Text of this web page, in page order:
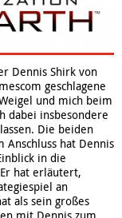
Dennis Shirk von
geschlagene
und mich beim
dabei insbesondere
Die beiden
hat Dennis
in die
hat erläutert,
an
als sein großes